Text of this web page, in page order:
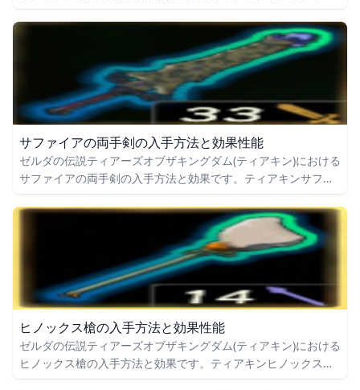
力についても掲載しています。
サファイアの両手剣の入手方法と効果性能
ゼルダの伝説ティアーズオブザキングダム(ティアキン)における
サファイアの両手剣の入手方法と効果です。ティアキンサファ
や攻撃力についても掲載しています。
ヒノックス槍の入手方法と効果性能
ゼルダの伝説ティアーズオブザキングダム(ティアキン)における
ヒノックス槍の入手方法と効果です。ティアキンヒノックス槍